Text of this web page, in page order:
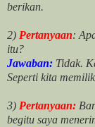
berikan.
2) Pertanyaan:
itu?
Jawaban: Tidak.
Seperti kita
3) Pertanyaan:
begitu saya